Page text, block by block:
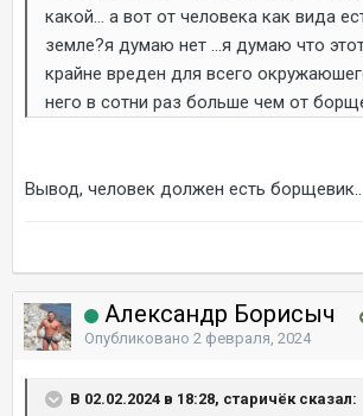
какой... а вот от человека как вида
земле?я думаю нет ...я думаю что
крайне вреден для всего
него в сотни раз больше чем от
Вывод, человек должен есть борщевик..
Александр Борисыч
Опубликовано 2 февраля, 2024
В 02.02.2024 в 18:28, старичёк сказал: